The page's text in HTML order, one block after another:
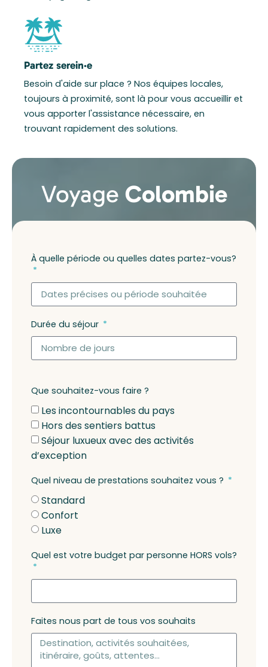
Partez serein·e
Besoin d'aide sur place ? Nos équipes locales,
toujours à proximité, sont là pour vous accueillir et
vous apporter l'assistance nécessaire, en
trouvant rapidement des solutions.
Voyage Colombie
À quelle période ou quelles dates partez-vous?
Durée du séjour
Que souhaitez-vous faire ?
Les incontournables du pays
Hors des sentiers battus
Séjour luxueux avec des activités
d’exception
Quel niveau de prestations souhaitez vous ?
Standard
Confort
Luxe
Quel est votre budget par personne HORS vols?
Faites nous part de tous vos souhaits